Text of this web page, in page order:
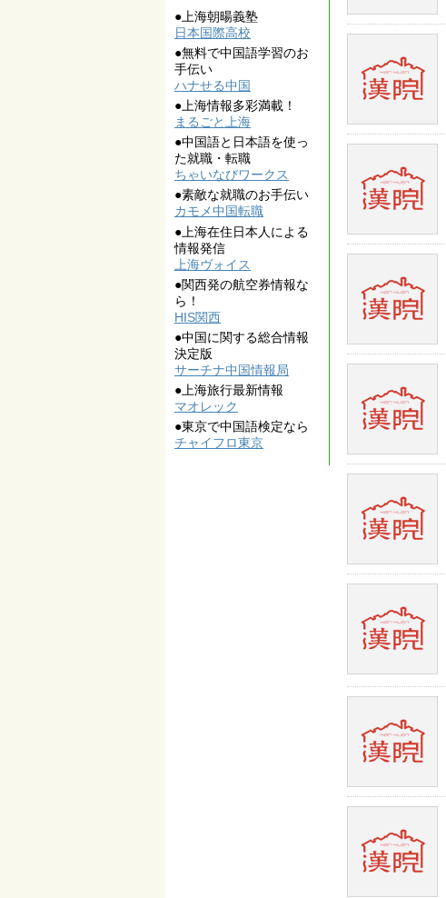
●上海朝暘義塾
日本国際高校
●無料で中国語学習のお
手伝い
ハナせる中国
●上海情報多彩満載！
まるごと上海
●中国語と日本語を使っ
た就職・転職
ちゃいなびワークス
●素敵な就職のお手伝い
カモメ中国転職
●上海在住日本人による
情報発信
上海ヴォイス
●関西発の航空券情報な
ら！
HIS関西
●中国に関する総合情報
決定版
サーチナ中国情報局
●上海旅行最新情報
マオレック
●東京で中国語検定なら
チャイフロ東京